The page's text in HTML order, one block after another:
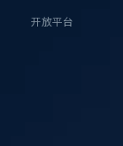
开放平台